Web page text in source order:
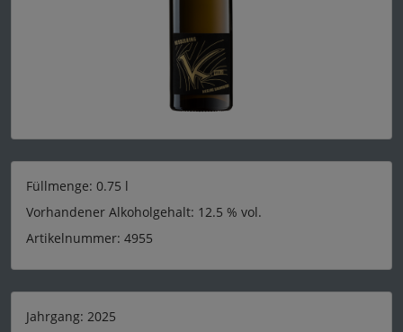
Füllmenge: 0.75 l
Vorhandener Alkoholgehalt: 12.5 % vol.
Artikelnummer: 4955
Jahrgang: 2025